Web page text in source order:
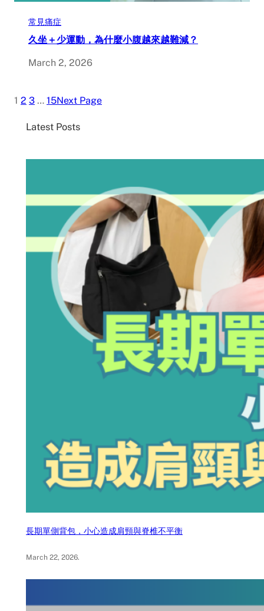
常見痛症
久坐＋少運動，為什麼小腹越來越難減？
March 2, 2026
1 2 3 … 15Next Page
Latest Posts
長期單側背包，小心造成肩頸與脊椎不平衡
March 22, 2026.